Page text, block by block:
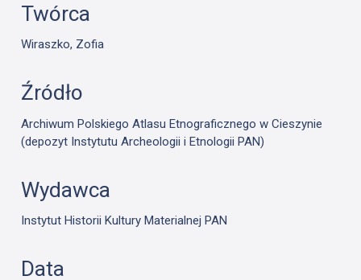
Twórca
Wiraszko, Zofia
Źródło
Archiwum Polskiego Atlasu Etnograficznego w Cieszynie
(depozyt Instytutu Archeologii i Etnologii PAN)
Wydawca
Instytut Historii Kultury Materialnej PAN
Data